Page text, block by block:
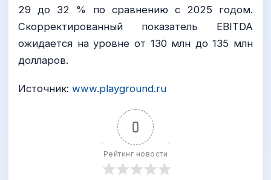
29 до 32 % по сравнению с 2025 годом.
Скорректированный показатель EBITDA
ожидается на уровне от 130 млн до 135 млн
долларов.
Источник: www.playground.ru
0
Рейтинг новости